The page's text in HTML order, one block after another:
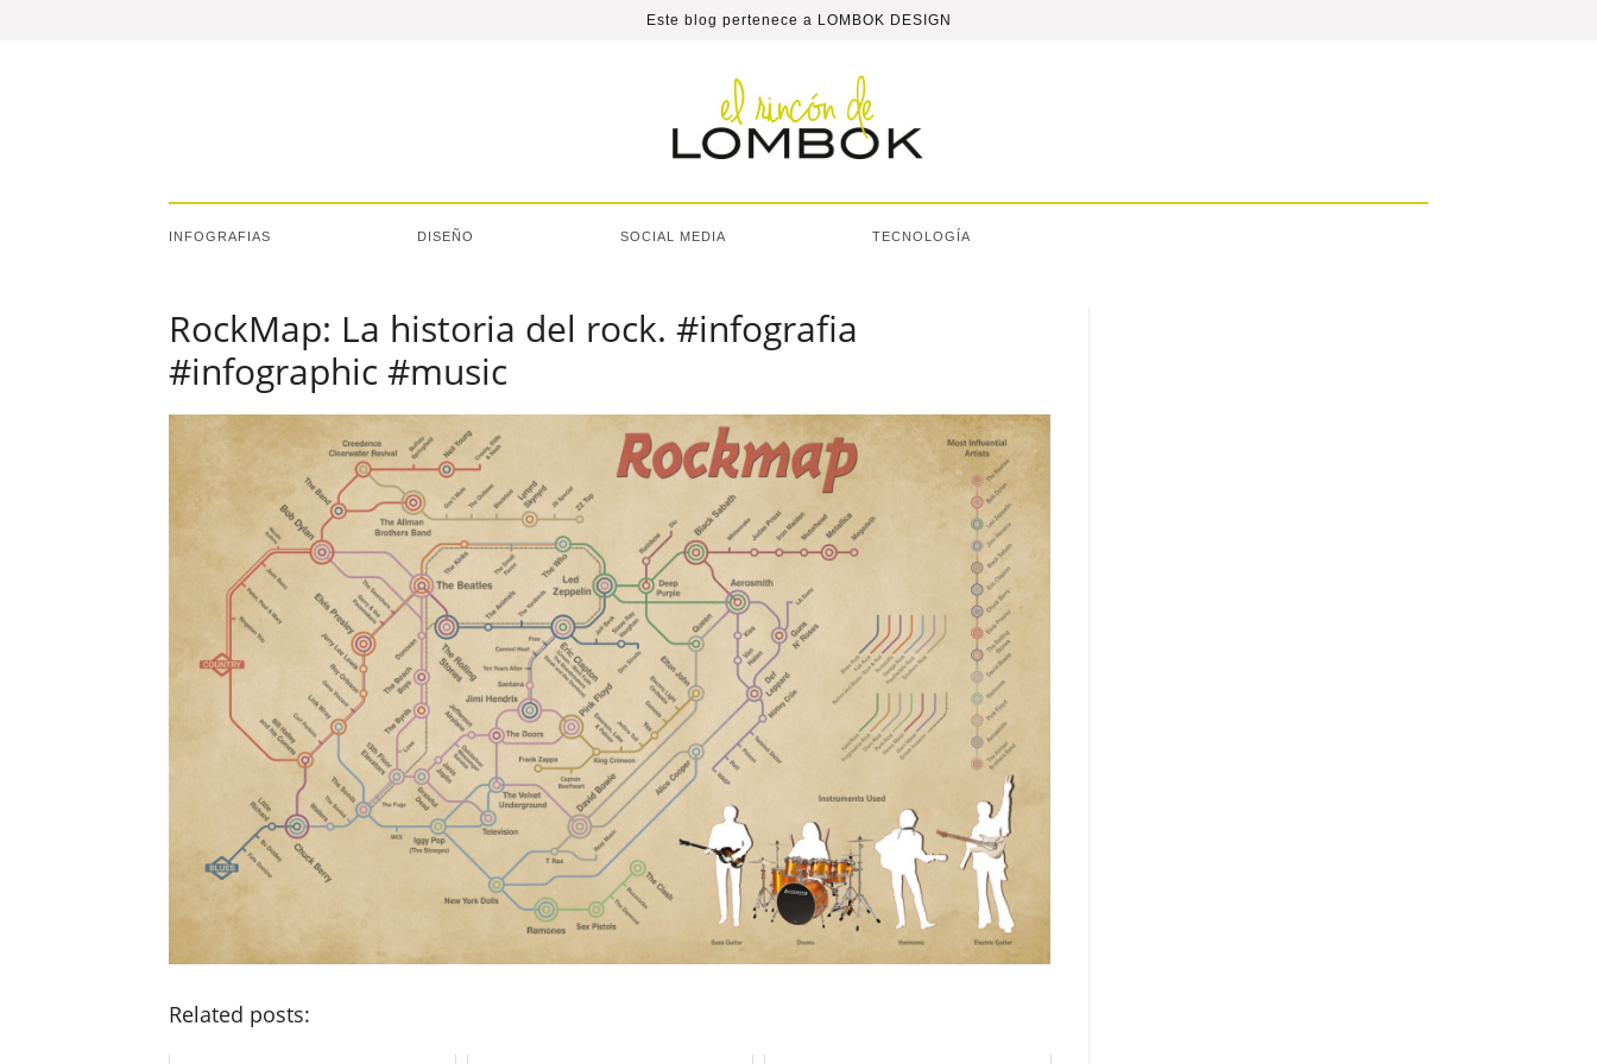
Este blog pertenece a LOMBOK DESIGN
INFOGRAFIAS DISEÑO SOCIAL MEDIA TECNOLOGÍA
RockMap: La historia del rock. #infografia
#infographic #music
Related posts: